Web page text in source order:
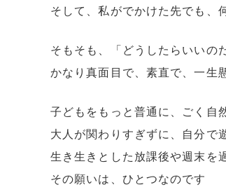
そして、私がでかけた先でも、
そもそも、「どうしたらいいの
かなり真面目で、素直で、一生
子どもをもっと普通に、ごく自
大人が関わりすぎずに、自分で
生き生きとした放課後や週末を
その願いは、ひとつなのです